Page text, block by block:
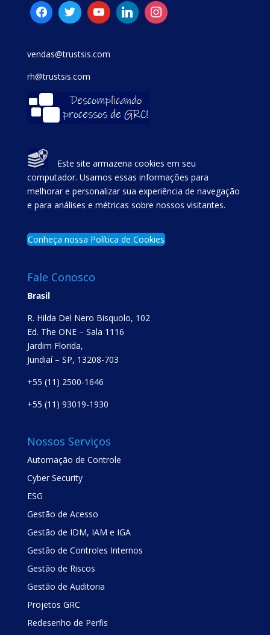
vendas@trustsis.com
rh@trustsis.com
Este site armazena cookies em seu
computador. Usamos essas informações para
melhorar e personalizar sua experiência de navegação
e para análises e métricas sobre nossos visitantes.
Conheça nossa Política de Cookies
Fale Conosco
Brasil
R. Hilda Del Nero Bisquolo, 102
Ed. The ONE – Sala 1116
Jardim Florida,
Jundiaí – SP, 13208-703
+55 (11) 2500-1646
+55 (11) 93019-1930
Nossos Serviços
Automação de Controle
Cyber Security
ESG
Gestão de Acesso
Gestão de IDM, IAM e IGA
Gestão de Controles Internos
Gestão de Riscos
Gestão de Auditoria
Projetos GRC
Redesenho de Perfis